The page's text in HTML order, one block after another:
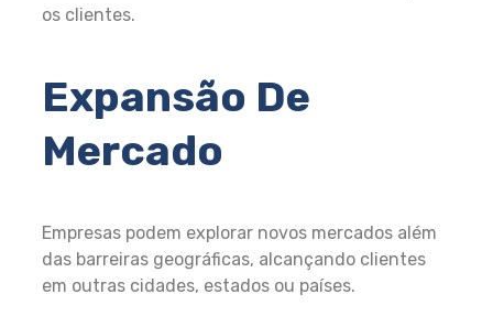
os clientes.
Expansão De
Mercado
Empresas podem explorar novos mercados além
das barreiras geográficas, alcançando clientes
em outras cidades, estados ou países.